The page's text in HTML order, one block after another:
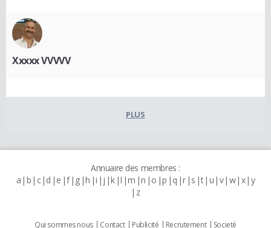
Xxxxx VVVVV
PLUS
Annuaire des membres :
a b c d e f g h i j k l m n o p q r s t u v w x y
z
Qui sommes nous Contact Publicité Recrutement Societé